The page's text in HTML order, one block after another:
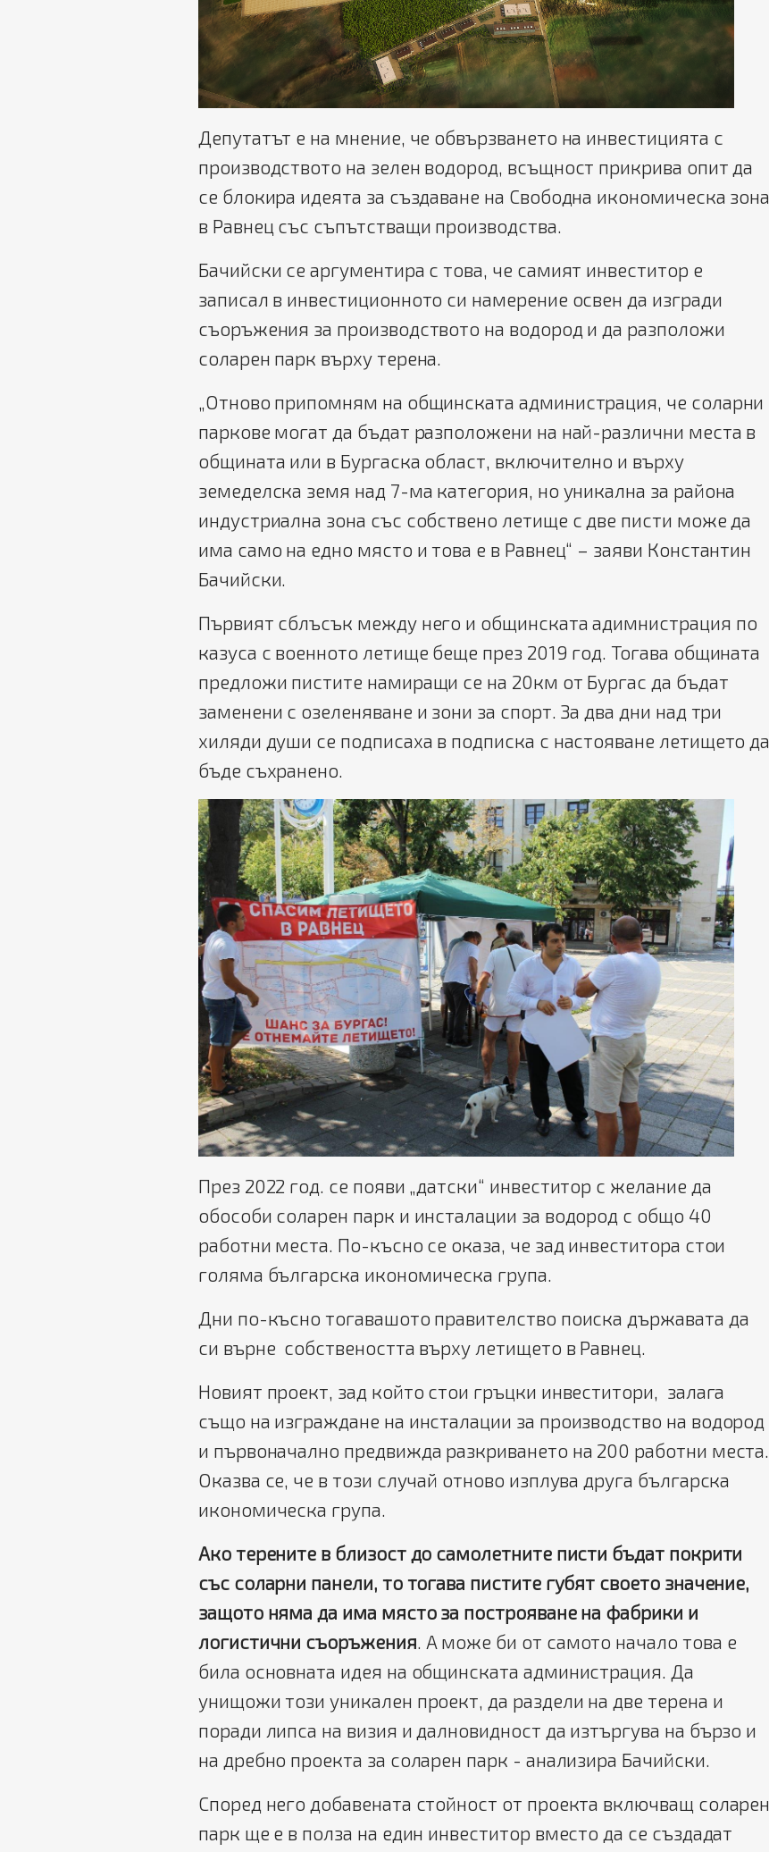
Депутатът е на мнение, че обвързването на инвестицията с
производството на зелен водород, всъщност прикрива опит да
се блокира идеята за създаване на Свободна икономическа зона
в Равнец със съпътстващи производства.
Бачийски се аргументира с това, че самият инвеститор е
записал в инвестиционното си намерение освен да изгради
съоръжения за производството на водород и да разположи
соларен парк върху терена.
„Отново припомням на общинската администрация, че соларни
паркове могат да бъдат разположени на най-различни места в
общината или в Бургаска област, включително и върху
земеделска земя над 7-ма категория, но уникална за района
индустриална зона със собствено летище с две писти може да
има само на едно място и това е в Равнец“ – заяви Константин
Бачийски.
Първият сблъсък между него и общинската адимнистрация по
казуса с военното летище беще през 2019 год. Тогава общината
предложи пистите намиращи се на 20км от Бургас да бъдат
заменени с озеленяване и зони за спорт. За два дни над три
хиляди души се подписаха в подписка с настояване летището да
бъде съхранено.
През 2022 год. се появи „датски“ инвеститор с желание да
обособи соларен парк и инсталации за водород с общо 40
работни места. По-късно се оказа, че зад инвеститора стои
голяма българска икономическа група.
Дни по-късно тогавашото правителство поиска държавата да
си върне собствеността върху летището в Равнец.
Новият проект, зад който стои гръцки инвеститори, залага
също на изграждане на инсталации за производство на водород
и първоначално предвижда разкриването на 200 работни места.
Оказва се, че в този случай отново изплува друга българска
икономическа група.
Ако терените в близост до самолетните писти бъдат покрити
със соларни панели, то тогава пистите губят своето значение,
защото няма да има място за построяване на фабрики и
логистични съоръжения. А може би от самото начало това е
била основната идея на общинската администрация. Да
унищожи този уникален проект, да раздели на две терена и
поради липса на визия и далновидност да изтъргува на бързо и
на дребно проекта за соларен парк - анализира Бачийски.
Според него добавената стойност от проекта включващ соларен
парк ще е в полза на един инвеститор вместо да се създадат